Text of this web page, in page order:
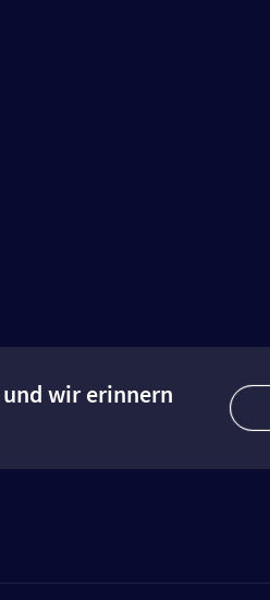
und wir erinnern